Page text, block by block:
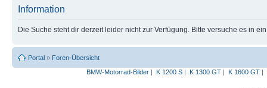
Information
Die Suche steht dir derzeit leider nicht zur Verfügung. Bitte versuche es in
Portal » Foren-Übersicht
BMW-Motorrad-Bilder| K 1200 S| K 1300 GT| K 1600 GT|